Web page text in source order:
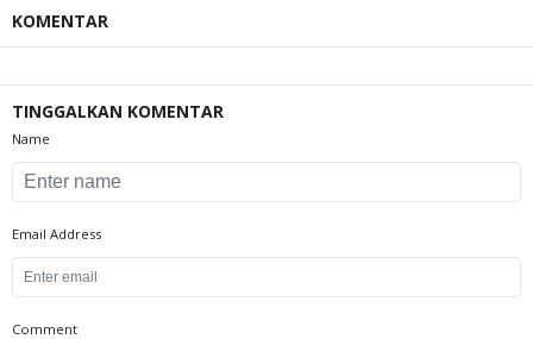
KOMENTAR
TINGGALKAN KOMENTAR
Name
Email Address
Comment